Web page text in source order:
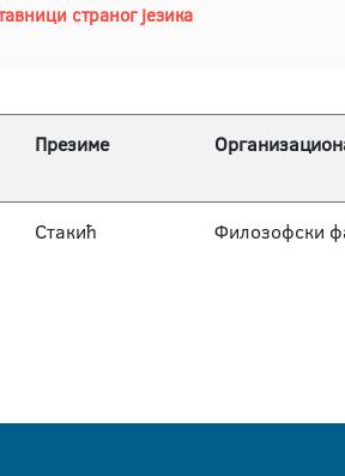
страног језика
Презиме
Стакић Филозофски